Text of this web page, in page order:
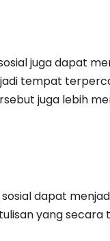
juga dapat
tempat
juga lebih
dapat
yang secara